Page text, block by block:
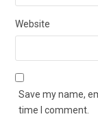
Website
Save my name,
time I comment.